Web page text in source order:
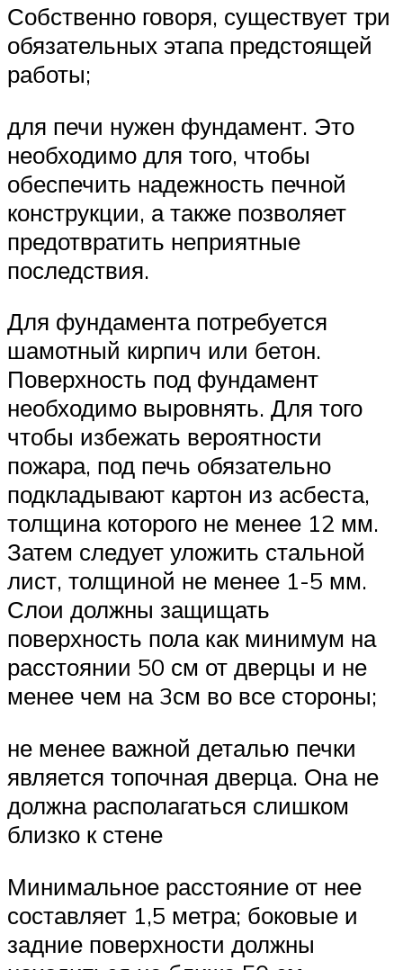
Собственно говоря, существует три
обязательных этапа предстоящей
работы;
для печи нужен фундамент. Это
необходимо для того, чтобы
обеспечить надежность печной
конструкции, а также позволяет
предотвратить неприятные
последствия.
Для фундамента потребуется
шамотный кирпич или бетон.
Поверхность под фундамент
необходимо выровнять. Для того
чтобы избежать вероятности
пожара, под печь обязательно
подкладывают картон из асбеста,
толщина которого не менее 12 мм.
Затем следует уложить стальной
лист, толщиной не менее 1-5 мм.
Слои должны защищать
поверхность пола как минимум на
расстоянии 50 см от дверцы и не
менее чем на 3см во все стороны;
не менее важной деталью печки
является топочная дверца. Она не
должна располагаться слишком
близко к стене
Минимальное расстояние от нее
составляет 1,5 метра; боковые и
задние поверхности должны